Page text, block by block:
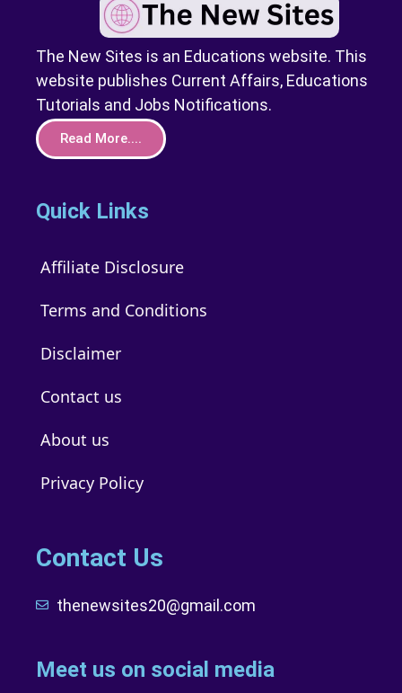
The New Sites is an Educations website. This
website publishes Current Affairs, Educations
Tutorials and Jobs Notifications.
Read More....
Quick Links
Affiliate Disclosure
Terms and Conditions
Disclaimer
Contact us
About us
Privacy Policy
Contact Us
thenewsites20@gmail.com
Meet us on social media